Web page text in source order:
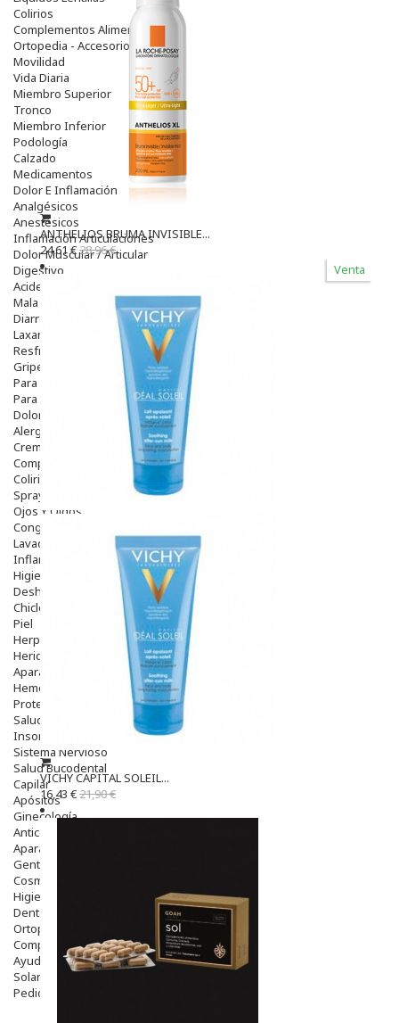
Colirios
Complementos Alimentarios.
Ortopedia - Accesorios
Movilidad
Vida Diaria
Miembro Superior
Tronco
Miembro Inferior
Podología
Calzado
Medicamentos
Dolor E Inflamación
Analgésicos
Anestésicos
Inflamación Articulaciones
Dolor Muscular / Articular
Digestivo
Acidez, Gases Y Ardores
Mala Digestion
Diarrea / Estreñimiento / Vómitos
Laxantes
Resfriados
Gripe Y Resfriados
Para La Tos
Para Descongestionar La Nariz
Dolor De Garganta
Alergias Y Picaduras
Cremas
Comprimidos
Colirios
Sprays
Ojos Y Oidos
Congestión
Lavado Ojos
Inflamación Del Oido (otitis)
Higiene Oido
Deshabituación Tabaquismo
Chicles
Piel
Herpes Y Hongos
Heridas Y úlceras
Aparato Genital
Hemorroides
Protectores Y Emolientes
Salud
Insomnio
Sistema Nervioso
Salud Bucodental
Capilar
Apósitos
Ginecología
Anticonceptivos
Aparato Genital
Gente Mayor
Cosmética
Higiene
Dentales
Ortopedia
Complementos Nutricionales.
Ayudas
Solares
Pedido express
ANTHELIOS BRUMA INVISIBLE...
24,61 €28,96 €
Venta
VICHY CAPITAL SOLEIL...
16,43 €21,90 €